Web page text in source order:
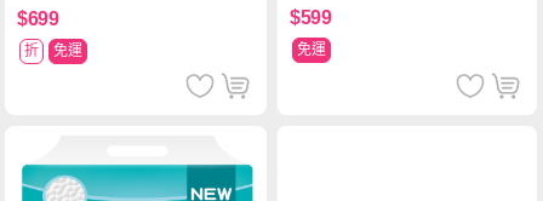
$699
折 免運
$599
免運